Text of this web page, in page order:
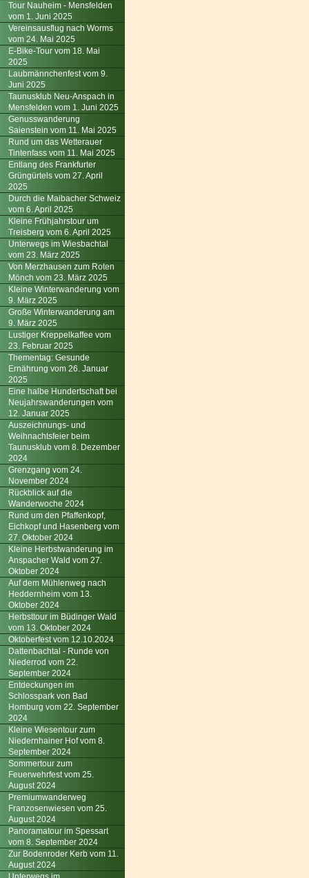
Tour Nauheim - Mensfelden
vom 1. Juni 2025
Vereinsausflug nach Worms
vom 24. Mai 2025
E-Bike-Tour vom 18. Mai
2025
Laubmännchenfest vom 9.
Juni 2025
Taunusklub Neu-Anspach in
Mensfelden vom 1. Juni 2025
Genusswanderung
Saienstein vom 11. Mai 2025
Rund um das Wetterauer
Tintenfass vom 11. Mai 2025
Entlang des Frankfurter
Grüngürtels vom 27. April
2025
Durch die Maibacher Schweiz
vom 6. April 2025
Kleine Frühjahrstour um
Treisberg vom 6. April 2025
Unterwegs im Wiesbachtal
vom 23. März 2025
Von Merzhausen zum Roten
Mönch vom 23. März 2025
Kleine Winterwanderung vom
9. März 2025
Große Winterwanderung am
9. März 2025
Lustiger Kreppelkaffee vom
23. Februar 2025
Thementag: Gesunde
Ernährung vom 26. Januar
2025
Eine halbe Hundertschaft bei
Neujahrswanderungen vom
12. Januar 2025
Auszeichnungs- und
Weihnachtsfeier beim
Taunusklub vom 8. Dezember
2024
Grenzgang vom 24.
November 2024
Rückblick auf die
Wanderwoche 2024
Rund um den Pfaffenkopf,
Eichkopf und Hasenberg vom
27. Oktober 2024
Kleine Herbstwanderung im
Anspacher Wald vom 27.
Oktober 2024
Auf dem Mühlenweg nach
Heddernheim vom 13.
Oktober 2024
Herbsttour im Büdinger Wald
vom 13. Oktober 2024
Oktoberfest vom 12.10.2024
Dattenbachtal - Runde von
Niederrod vom 22.
September 2024
Entdeckungen im
Schlosspark von Bad
Homburg vom 22. September
2024
Kleine Wiesentour zum
Niedernhainer Hof vom 8.
September 2024
Sommertour zum
Feuerwehrfest vom 25.
August 2024
Premiumwanderweg
Franzosenwiesen vom 25.
August 2024
Panoramatour im Spessart
vom 8. September 2024
Zur Bodenroder Kerb vom 11.
August 2024